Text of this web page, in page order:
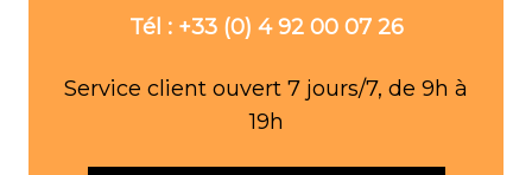
Tél : +33 (0) 4 92 00 07 26
Service client ouvert 7 jours/7, de 9h à
19h